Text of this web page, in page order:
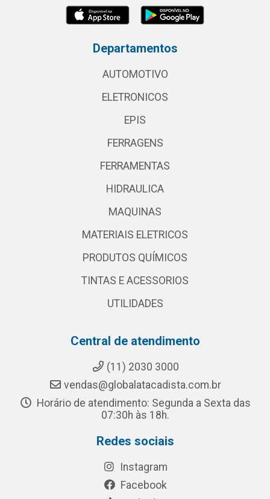
Departamentos
AUTOMOTIVO
ELETRONICOS
EPIS
FERRAGENS
FERRAMENTAS
HIDRAULICA
MAQUINAS
MATERIAIS ELETRICOS
PRODUTOS QUÍMICOS
TINTAS E ACESSORIOS
UTILIDADES
Central de atendimento
(11) 2030 3000
vendas@globalatacadista.com.br
Horário de atendimento: Segunda a Sexta das
07:30h às 18h.
Redes sociais
Instagram
Facebook